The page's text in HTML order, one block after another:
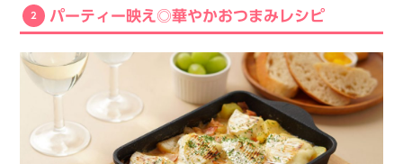
2 パーティー映え◎華やかおつまみレシピ